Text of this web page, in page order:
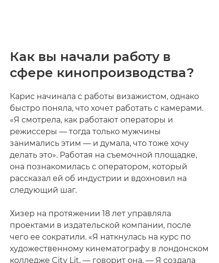
Как вы начали работу в
сфере кинопроизводства?
Карис начинала с работы визажистом, однако
быстро поняла, что хочет работать с камерами.
«Я смотрела, как работают операторы и
режиссеры — тогда только мужчины
занимались этим — и думала, что тоже хочу
делать это». Работая на съемочной площадке,
она познакомилась с оператором, который
рассказал ей об индустрии и вдохновил на
следующий шаг.
Хизер на протяжении 18 лет управляла
проектами в издательской компании, после
чего ее сократили. «Я наткнулась на курс по
художественному кинематографу в лондонском
колледже City Lit, — говорит она. — Я создала